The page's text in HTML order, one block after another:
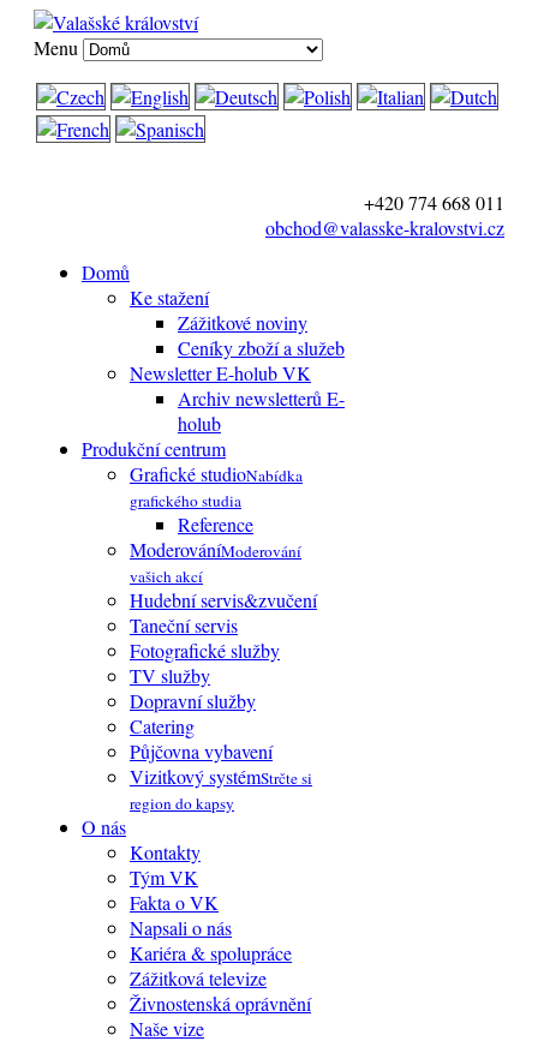
Menu
+420 774 668 011
obchod@valasske-kralovstvi.cz
Domů
Ke stažení
Zážitkové noviny
Ceníky zboží a služeb
Newsletter E-holub VK
Archiv newsletterů E-
holub
Produkční centrum
Grafické studioNabídka
grafického studia
Reference
ModerováníModerování
vašich akcí
Hudební servis&zvučení
Taneční servis
Fotografické služby
TV služby
Dopravní služby
Catering
Půjčovna vybavení
Vizitkový systémStrčte si
region do kapsy
O nás
Kontakty
Tým VK
Fakta o VK
Napsali o nás
Kariéra & spolupráce
Zážitková televize
Živnostenská oprávnění
Naše vize